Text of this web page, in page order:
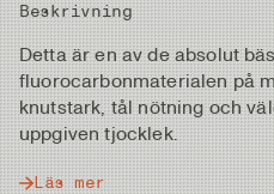
Beskrivning
Detta är en av de absolut
fluorocarbonmaterialen på
knutstark, tål nötning och
uppgiven tjocklek.
Läs mer